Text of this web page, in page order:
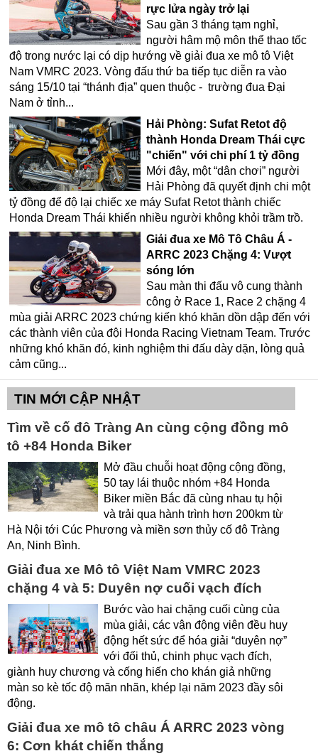
rực lửa ngày trở lại
Sau gần 3 tháng tạm nghỉ,
người hâm mộ môn thể thao tốc
độ trong nước lại có dịp hướng về giải đua xe mô tô Việt
Nam VMRC 2023. Vòng đấu thứ ba tiếp tục diễn ra vào
sáng 15/10 tại “thánh địa” quen thuộc - trường đua Đại
Nam ở tỉnh...
Hải Phòng: Sufat Retot độ
thành Honda Dream Thái cực
"chiến" với chi phí 1 tỷ đồng
Mới đây, một “dân chơi” người
Hải Phòng đã quyết định chi một
tỷ đồng để độ lại chiếc xe máy Sufat Retot thành chiếc
Honda Dream Thái khiến nhiều người không khỏi trầm trồ.
Giải đua xe Mô Tô Châu Á -
ARRC 2023 Chặng 4: Vượt
sóng lớn
Sau màn thi đấu vô cung thành
công ở Race 1, Race 2 chặng 4
mùa giải ARRC 2023 chứng kiến khó khăn dồn dập đến với
các thành viên của đội Honda Racing Vietnam Team. Trước
những khó khăn đó, kinh nghiệm thi đấu dày dặn, lòng quả
cảm cũng...
TIN MỚI CẬP NHẬT
Tìm về cố đô Tràng An cùng cộng đồng mô
tô +84 Honda Biker
Mở đầu chuỗi hoạt động cộng đồng,
50 tay lái thuộc nhóm +84 Honda
Biker miền Bắc đã cùng nhau tụ hội
và trải qua hành trình hơn 200km từ
Hà Nội tới Cúc Phương và miền sơn thủy cố đô Tràng
An, Ninh Bình.
Giải đua xe Mô tô Việt Nam VMRC 2023
chặng 4 và 5: Duyên nợ cuối vạch đích
Bước vào hai chặng cuối cùng của
mùa giải, các vận động viên đều huy
động hết sức để hóa giải “duyên nợ”
với đối thủ, chinh phục vạch đích,
giành huy chương và cống hiến cho khán giả những
màn so kè tốc độ mãn nhãn, khép lại năm 2023 đầy sôi
động.
Giải đua xe mô tô châu Á ARRC 2023 vòng
6: Cơn khát chiến thắng